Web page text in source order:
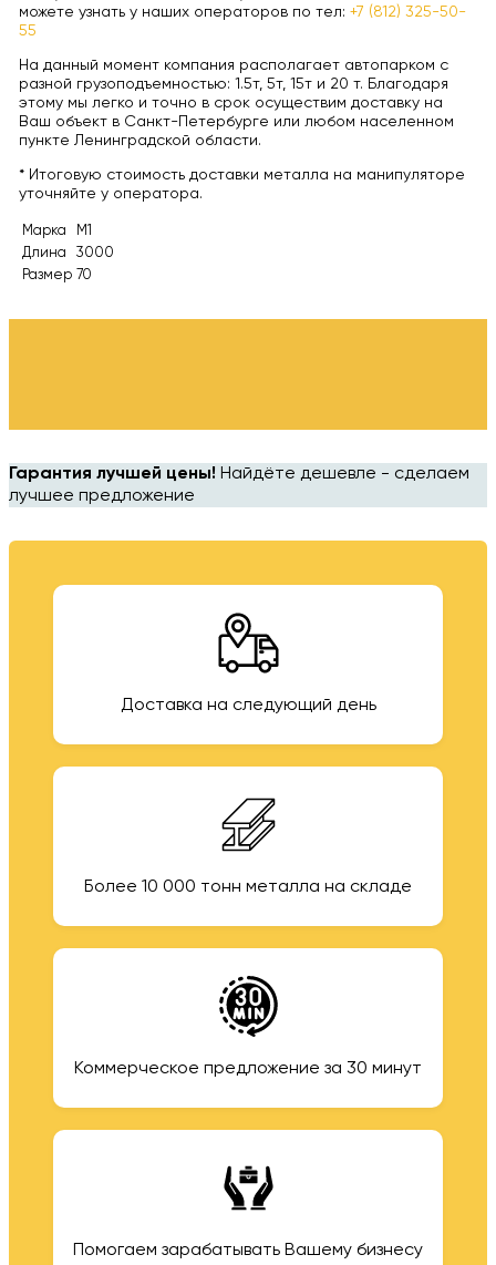
можете узнать у наших операторов по тел: +7 (812) 325-50-
55
На данный момент компания располагает автопарком с
разной грузоподъемностью: 1.5т, 5т, 15т и 20 т. Благодаря
этому мы легко и точно в срок осуществим доставку на
Ваш объект в Санкт-Петербурге или любом населенном
пункте Ленинградской области.
* Итоговую стоимость доставки металла на манипуляторе
уточняйте у оператора.
Марка
М1
Длина
3000
Размер 70
Гарантия лучшей цены! Найдёте дешевле - сделаем
лучшее предложение
Доставка на следующий день
Более 10 000 тонн металла на складе
Коммерческое предложение за 30 минут
Помогаем зарабатывать Вашему бизнесу